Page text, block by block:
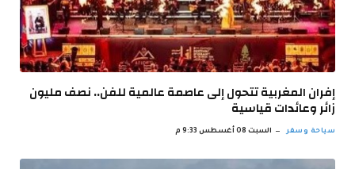
إفران المغربية تتحول إلى عاصمة عالمية للفن.. نصف مليون
زائر وعائدات قياسية
سياحة وسفر السبت 08 أغسطس 9:33 م